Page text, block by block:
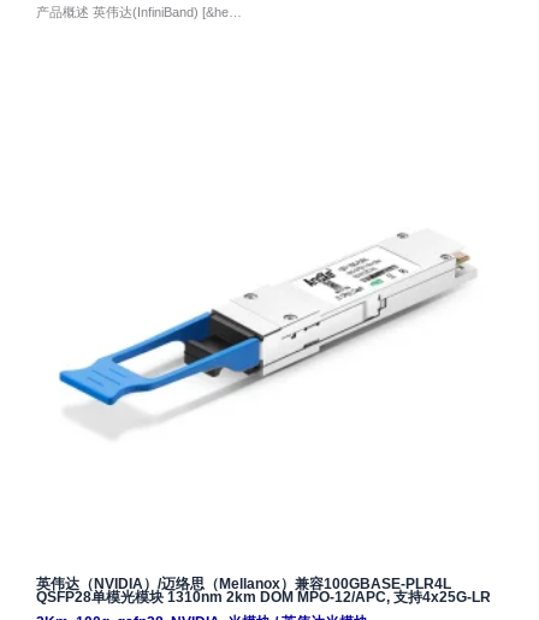
产品概述 英伟达(InfiniBand) [&he…
英伟达（NVIDIA）/迈络思（Mellanox）兼容100GBASE-PLR4L
QSFP28单模光模块 1310nm 2km DOM MPO-12/APC, 支持4x25G-LR